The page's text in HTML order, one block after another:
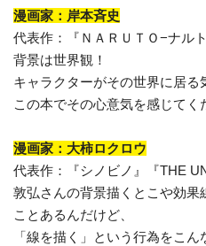
漫画家：岸本斉史
代表作：『ＮＡＲＵＴＯ−ナルト
背景は世界観！
キャラクターがその世界に居る
この本でその心意気を感じてく
漫画家：大柿ロクロウ
代表作：『シノビノ』『THE
敦弘さんの背景描くとこや効果
ことあるんだけど、
「線を描く」という行為をこ